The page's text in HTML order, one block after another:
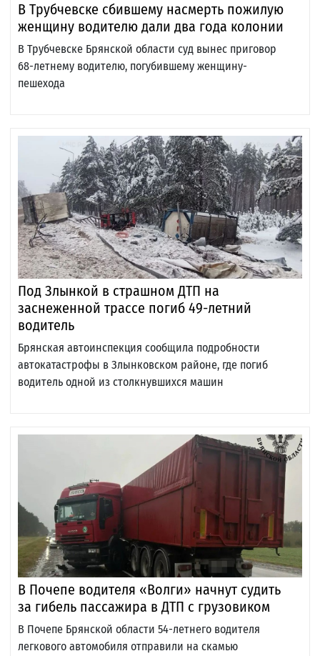
В Трубчевске сбившему насмерть пожилую
женщину водителю дали два года колонии
В Трубчевске Брянской области суд вынес приговор
68-летнему водителю, погубившему женщину-
пешехода
Под Злынкой в страшном ДТП на
заснеженной трассе погиб 49-летний
водитель
Брянская автоинспекция сообщила подробности
автокатастрофы в Злынковском районе, где погиб
водитель одной из столкнувшихся машин
В Почепе водителя «Волги» начнут судить
за гибель пассажира в ДТП с грузовиком
В Почепе Брянской области 54-летнего водителя
легкового автомобиля отправили на скамью